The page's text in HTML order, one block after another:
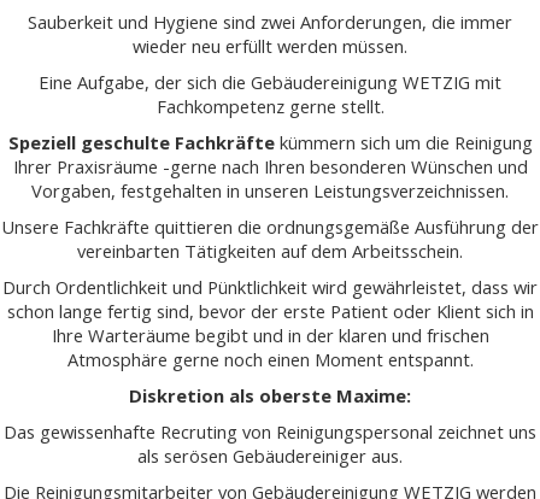
Sauberkeit und Hygiene sind zwei Anforderungen, die immer
wieder neu erfüllt werden müssen.
Eine Aufgabe, der sich die Gebäudereinigung WETZIG mit
Fachkompetenz gerne stellt.
Speziell geschulte Fachkräftekümmern sich um die Reinigung
Ihrer Praxisräume -gerne nach Ihren besonderen Wünschen und
Vorgaben, festgehalten in unseren Leistungsverzeichnissen.
Unsere Fachkräfte quittieren die ordnungsgemäße Ausführung der
vereinbarten Tätigkeiten auf dem Arbeitsschein.
Durch Ordentlichkeit und Pünktlichkeit wird gewährleistet, dass wir
schon lange fertig sind, bevor der erste Patient oder Klient sich in
Ihre Warteräume begibt und in der klaren und frischen
Atmosphäre gerne noch einen Moment entspannt.
Diskretion als oberste Maxime:
Das gewissenhafte Recruting von Reinigungspersonal zeichnet uns
als serösen Gebäudereiniger aus.
Die Reinigungsmitarbeiter von Gebäudereinigung WETZIG werden